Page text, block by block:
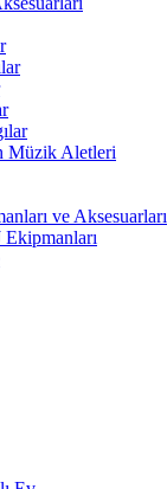
Müzik Aletleri
ve Aksesuarları